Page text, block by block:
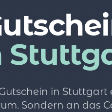
in Stuttgart
Sondern an das